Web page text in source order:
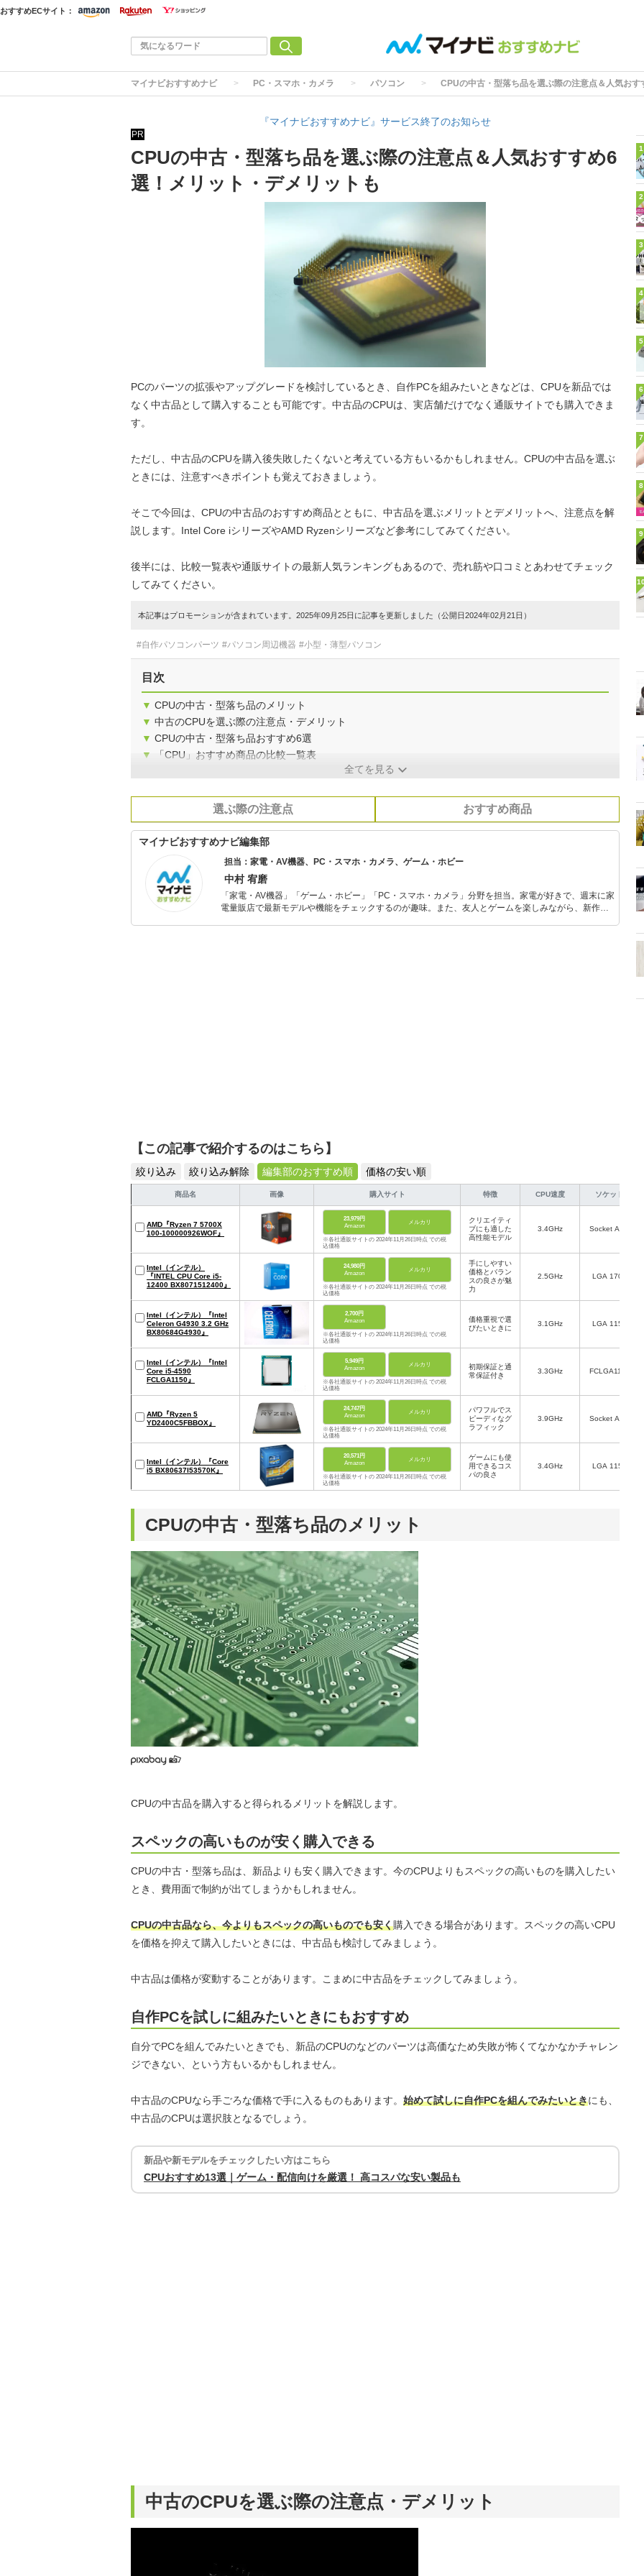
おすすめECサイト：
マイナビおすすめナビ PC・スマホ・カメラ パソコン CPUの中古・型落ち品を選ぶ際の注意点＆人気お
『マイナビおすすめナビ』サービス終了のお知らせ
PR
CPUの中古・型落ち品を選ぶ際の注意点＆人気おすすめ6
選！メリット・デメリットも
PCのパーツの拡張やアップグレードを検討しているとき、自作PCを組みたいときなどは、CPUを新品では
なく中古品として購入することも可能です。中古品のCPUは、実店舗だけでなく通販サイトでも購入できま
す。
ただし、中古品のCPUを購入後失敗したくないと考えている方もいるかもしれません。CPUの中古品を選ぶ
ときには、注意すべきポイントも覚えておきましょう。
そこで今回は、CPUの中古品のおすすめ商品とともに、中古品を選ぶメリットとデメリットへ、注意点を解
説します。Intel Core iシリーズやAMD Ryzenシリーズなど参考にしてみてください。
後半には、比較一覧表や通販サイトの最新人気ランキングもあるので、売れ筋や口コミとあわせてチェック
してみてください。
本記事はプロモーションが含まれています。2025年09月25日に記事を更新しました（公開日2024年02月21日）
#自作パソコンパーツ #パソコン周辺機器 #小型・薄型パソコン
目次
▼ CPUの中古・型落ち品のメリット
▼ 中古のCPUを選ぶ際の注意点・デメリット
▼ CPUの中古・型落ち品おすすめ6選
▼
「CPU」おすすめ商品の比較一覧表
全てを見る
選ぶ際の注意点 おすすめ商品
マイナビおすすめナビ編集部
担当：家電・AV機器、PC・スマホ・カメラ、ゲーム・ホビー
中村 宥磨
「家電・AV機器」「ゲーム・ホビー」「PC・スマホ・カメラ」分野を担当。家電が好きで、週末に家
電量販店で最新モデルや機能をチェックするのが趣味。また、友人とゲームを楽しみながら、新作タ
【この記事で紹介するのはこちら】
絞り込み 絞り込み解除 編集部のおすすめ順 価格の安い順
商品名 画像 購入サイト 特徴 CPU速度 ソケット
AMD『Ryzen 7 5700X
100-100000926WOF』
23,979円
Amazon
メルカリ
※各社通販サイトの 2024年11月26日時点 での税
込価格
クリエイティ
ブにも適した
高性能モデル
3.4GHz Socket AM4
Intel（インテル）
『INTEL CPU Core i5-
12400 BX8071512400』
24,980円
Amazon
メルカリ
※各社通販サイトの 2024年11月26日時点 での税
込価格
手にしやすい
価格とバラン
スの良さが魅
力
‎2.5GHz ‎LGA 1700
Intel（インテル）『Intel
Celeron G4930 3.2 GHz
BX80684G4930』
2,700円
Amazon
※各社通販サイトの 2024年11月26日時点 での税
込価格
価格重視で選
びたいときに
3.1GHz ‎LGA 1151
Intel（インテル）『Intel
Core i5-4590
FCLGA1150』
5,949円
Amazon
メルカリ
※各社通販サイトの 2024年11月26日時点 での税
込価格
初期保証と通
常保証付き
‎3.3GHz FCLGA1150
AMD『Ryzen 5
YD2400C5FBBOX』
24,747円
Amazon
メルカリ
※各社通販サイトの 2024年11月26日時点 での税
込価格
パワフルでス
ピーディなグ
ラフィック
3.9GHz ‎Socket AM4
Intel（インテル）『Core
i5 BX80637I53570K』
20,571円
Amazon
メルカリ
※各社通販サイトの 2024年11月26日時点 での税
込価格
ゲームにも使
用できるコス
パの良さ
3.4GHz ‎‎LGA 1155
CPUの中古・型落ち品のメリット
CPUの中古品を購入すると得られるメリットを解説します。
スペックの高いものが安く購入できる
CPUの中古・型落ち品は、新品よりも安く購入できます。今のCPUよりもスペックの高いものを購入したい
とき、費用面で制約が出てしまうかもしれません。
CPUの中古品なら、今よりもスペックの高いものでも安く購入できる場合があります。スペックの高いCPU
を価格を抑えて購入したいときには、中古品も検討してみましょう。
中古品は価格が変動することがあります。こまめに中古品をチェックしてみましょう。
自作PCを試しに組みたいときにもおすすめ
自分でPCを組んでみたいときでも、新品のCPUのなどのパーツは高価なため失敗が怖くてなかなかチャレン
ジできない、という方もいるかもしれません。
中古品のCPUなら手ごろな価格で手に入るものもあります。 始めて試しに自作PCを組んでみたいときにも、
中古品のCPUは選択肢となるでしょう。
新品や新モデルをチェックしたい方はこちら
CPUおすすめ13選｜ゲーム・配信向けを厳選！ 高コスパな安い製品も
中古のCPUを選ぶ際の注意点・デメリット
1
2
3
4
5
6
7
8
9